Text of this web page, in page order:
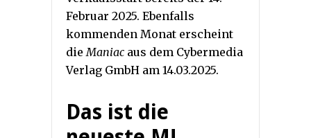
Februar 2025. Ebenfalls
kommenden Monat erscheint
dieManiac aus dem Cybermedia
Verlag GmbH am 14.03.2025.
Das ist die